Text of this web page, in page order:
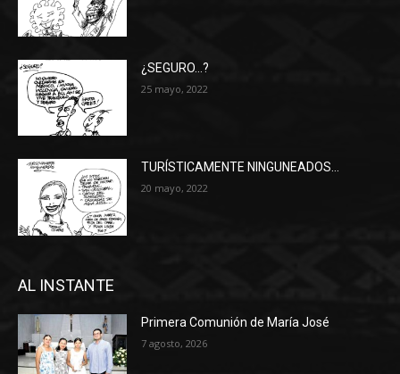
¿SEGURO…?
25 mayo, 2022
TURÍSTICAMENTE NINGUNEADOS…
20 mayo, 2022
AL INSTANTE
Primera Comunión de María José
7 agosto, 2026